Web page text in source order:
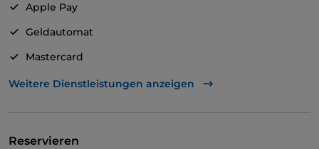
Apple Pay
Geldautomat
Mastercard
TheFork PAY
Weitere Dienstleistungen anzeigen
Reservieren